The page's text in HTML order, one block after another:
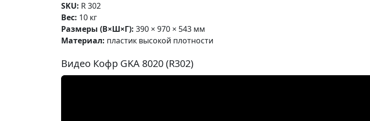
SKU: R 302
Вес: 10 кг
Размеры (В×Ш×Г): 390 × 970 × 543 мм
Материал: пластик высокой плотности
Видео Кофр GKA 8020 (R302)